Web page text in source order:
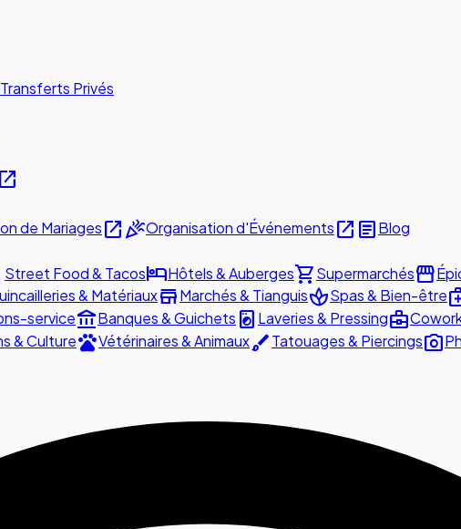
Transferts Privés
open_in_new
de Mariagesopen_in_newcelebrationOrganisation d'Événementsopen_in_new articleBlog
Street Food & TacoshotelHôtels & Aubergesshopping_cartSupermarchésstorefront
& MatériauxstoreMarchés & TianguisspaSpas & Bien-être
serviceaccount_balanceBanques & Guichets local_laundry_service Laveries & Pressingbusiness_center
& CulturepetsVétérinaires & AnimauxbrushTatouages & Piercingsphoto_camera